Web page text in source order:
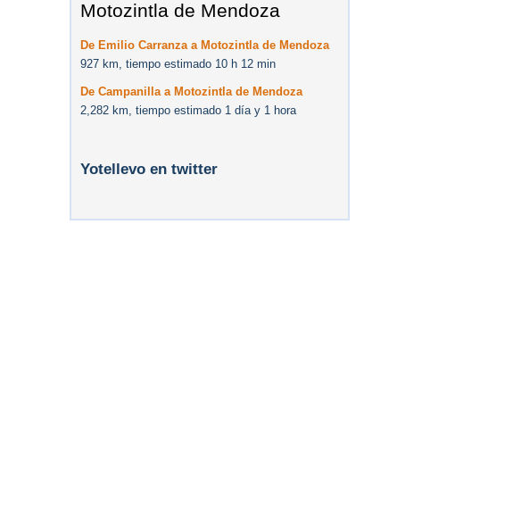
Motozintla de Mendoza
De Emilio Carranza a Motozintla de Mendoza
927 km, tiempo estimado 10 h 12 min
De Campanilla a Motozintla de Mendoza
2,282 km, tiempo estimado 1 día y 1 hora
Yotellevo en twitter